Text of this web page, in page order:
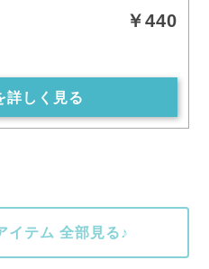
￥440
詳しく見る
イテム 全部見る♪